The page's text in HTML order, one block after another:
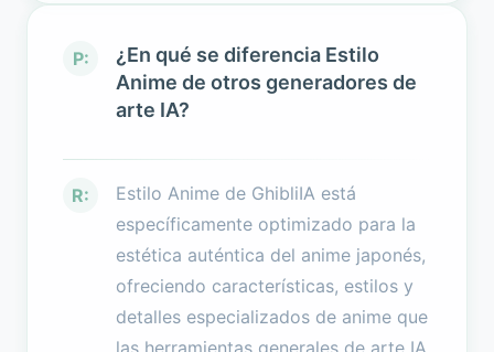
P:
¿En qué se diferencia Estilo
Anime de otros generadores de
arte IA?
R:
Estilo Anime de GhibliIA está
específicamente optimizado para la
estética auténtica del anime japonés,
ofreciendo características, estilos y
detalles especializados de anime que
las herramientas generales de arte IA